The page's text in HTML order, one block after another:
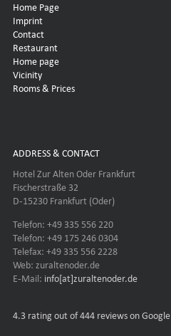
Home Page
Imprint
Contact
Restaurant
Home page
Vicinity
Rooms & Prices
ADDRESS & CONTACT
Hotel Zur Alten Oder Frankfurt
Fischerstraße 32
D-15230 Frankfurt (Oder)
Telefon: +49 335 556 220
Telefon: +49 175 246 0304
Telefax: +49 335 556 2228
Web: zuraltenoder.de
E-Mail: info[at]zuraltenoder.de
4.3 rating out of 444 reviews on Google